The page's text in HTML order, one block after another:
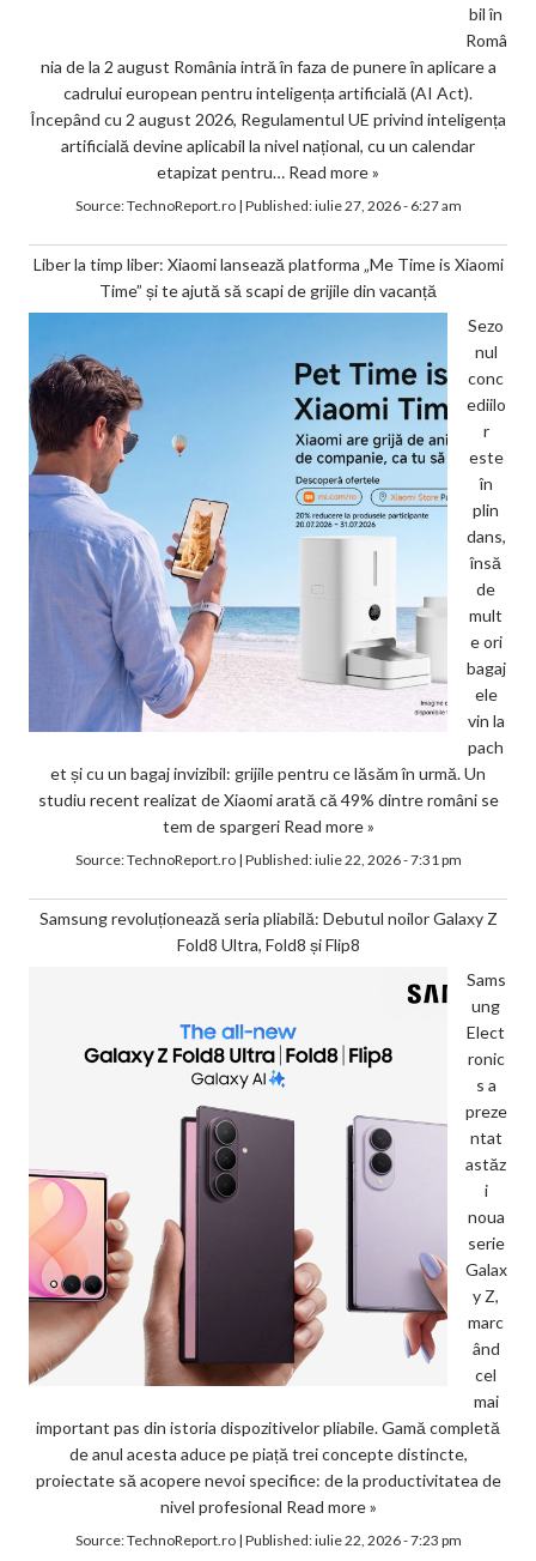
bil în
Româ
nia de la 2 august România intră în faza de punere în aplicare a
cadrului european pentru inteligența artificială (AI Act).
Începând cu 2 august 2026, Regulamentul UE privind inteligența
artificială devine aplicabil la nivel național, cu un calendar
etapizat pentru… Read more »
Source:TechnoReport.ro| Published:iulie 27, 2026 - 6:27 am
Liber la timp liber: Xiaomi lansează platforma „Me Time is Xiaomi
Time” și te ajută să scapi de grijile din vacanță
Sezo
nul
conc
ediilo
r
este
în
plin
dans,
însă
de
mult
e ori
bagaj
ele
vin la
pach
et și cu un bagaj invizibil: grijile pentru ce lăsăm în urmă. Un
studiu recent realizat de Xiaomi arată că 49% dintre români se
tem de spargeri Read more »
Source:TechnoReport.ro| Published:iulie 22, 2026 - 7:31 pm
Samsung revoluționează seria pliabilă: Debutul noilor Galaxy Z
Fold8 Ultra, Fold8 și Flip8
Sams
ung
Elect
ronic
s a
preze
ntat
astăz
i
noua
serie
Galax
y Z,
marc
ând
cel
mai
important pas din istoria dispozitivelor pliabile. Gamă completă
de anul acesta aduce pe piață trei concepte distincte,
proiectate să acopere nevoi specifice: de la productivitatea de
nivel profesional Read more »
Source:TechnoReport.ro| Published:iulie 22, 2026 - 7:23 pm